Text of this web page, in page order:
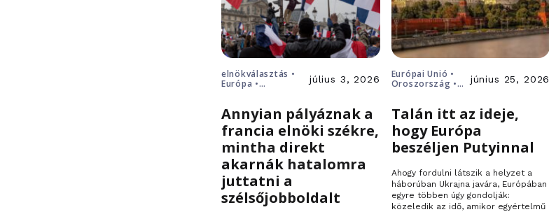
elnökválasztás •
Európa •
július 3, 2026
Annyian pályáznak a
francia elnöki székre,
mintha direkt
akarnák hatalomra
juttatni a
szélsőjobboldalt
Európai Unió •
Oroszország •
június 25, 2026
Talán itt az ideje,
hogy Európa
beszéljen Putyinnal
Ahogy fordulni látszik a helyzet a
háborúban Ukrajna javára, Európában
egyre többen úgy gondolják:
közeledik az idő, amikor egyértelmű